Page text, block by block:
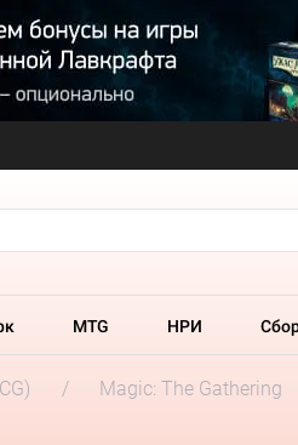
MTG НРИ
Magic: The Gathering